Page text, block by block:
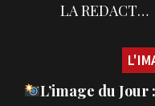
LA REDACTION
L’image du